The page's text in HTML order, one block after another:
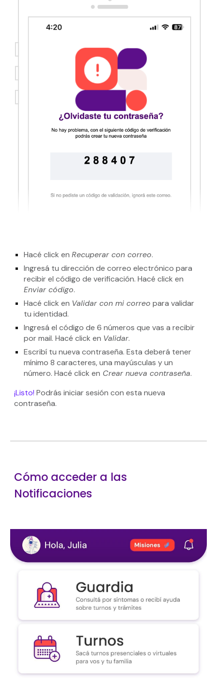
Hacé click enRecuperar con correo.
Ingresá tu dirección de correo electrónico para
recibir el código de verificación. Hacé click en
Enviar código.
Hacé click en Validar con mi correo para validar
tu identidad.
Ingresá el código de 6 números que vas a recibir
por mail. Hacé click en Validar.
Escribí tu nueva contraseña. Esta deberá tener
mínimo 8 caracteres, una mayúsculas y un
número. Hacé click en Crear nueva contraseña.
¡Listo!Podrás iniciar sesión con esta nueva
contraseña.
Cómo acceder a las
Notificaciones